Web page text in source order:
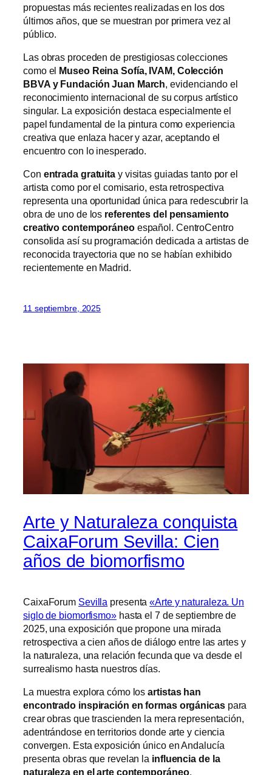
propuestas más recientes realizadas en los dos
últimos años, que se muestran por primera vez al
público.
Las obras proceden de prestigiosas colecciones
como el Museo Reina Sofía, IVAM, Colección
BBVA y Fundación Juan March, evidenciando el
reconocimiento internacional de su corpus artístico
singular. La exposición destaca especialmente el
papel fundamental de la pintura como experiencia
creativa que enlaza hacer y azar, aceptando el
encuentro con lo inesperado.
Con entrada gratuita y visitas guiadas tanto por el
artista como por el comisario, esta retrospectiva
representa una oportunidad única para redescubrir la
obra de uno de los referentes del pensamiento
creativo contemporáneoespañol. CentroCentro
consolida así su programación dedicada a artistas de
reconocida trayectoria que no se habían exhibido
recientemente en Madrid.
11 septiembre, 2025
Arte y Naturaleza conquista
CaixaForum Sevilla: Cien
años de biomorfismo
CaixaForum Sevilla presenta«Arte y naturaleza. Un
siglo de biomorfismo»hasta el 7 de septiembre de
2025, una exposición que propone una mirada
retrospectiva a cien años de diálogo entre las artes y
la naturaleza, una relación fecunda que va desde el
surrealismo hasta nuestros días.
La muestra explora cómo losartistas han
encontrado inspiración en formas orgánicaspara
crear obras que trascienden la mera representación,
adentrándose en territorios donde arte y ciencia
convergen. Esta exposición único en Andalucía
presenta obras que revelan la influencia de la
naturaleza en el arte contemporáneo.